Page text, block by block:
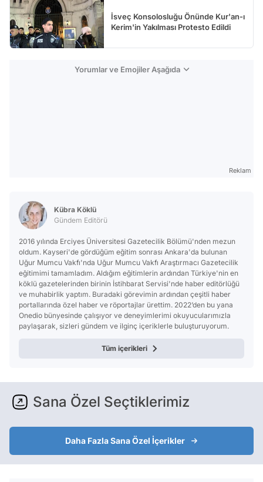
İsveç Konsolosluğu Önünde Kur'an-ı
Kerim'in Yakılması Protesto Edildi
Yorumlar ve Emojiler Aşağıda
Reklam
Kübra Köklü
Gündem Editörü
2016 yılında Erciyes Üniversitesi Gazetecilik Bölümü'nden mezun
oldum. Kayseri'de gördüğüm eğitim sonrası Ankara'da bulunan
Uğur Mumcu Vakfı'nda Uğur Mumcu Vakfı Araştırmacı Gazetecilik
eğitimimi tamamladım. Aldığım eğitimlerin ardından Türkiye'nin en
köklü gazetelerinden birinin İstihbarat Servisi'nde haber editörlüğü
ve muhabirlik yaptım. Buradaki görevimin ardından çeşitli haber
portallarında özel haber ve röportajlar ürettim. 2022’den bu yana
Onedio bünyesinde çalışıyor ve deneyimlerimi okuyucularımızla
paylaşarak, sizleri gündem ve ilginç içeriklerle buluşturuyorum.
Tüm içerikleri
Sana Özel Seçtiklerimiz
Daha Fazla Sana Özel İçerikler